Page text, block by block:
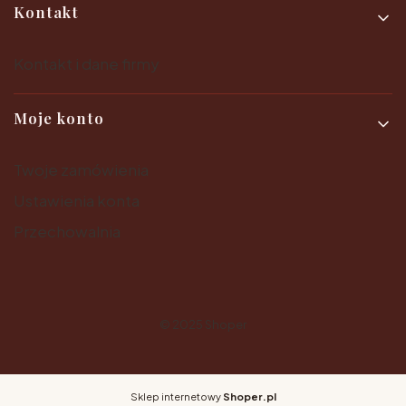
Kontakt
Moje konto
Sklep internetowy Shoper.pl